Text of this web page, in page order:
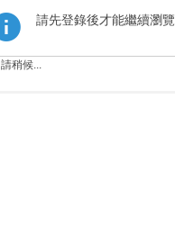
請先登錄後才能繼續瀏覽
請稍候...